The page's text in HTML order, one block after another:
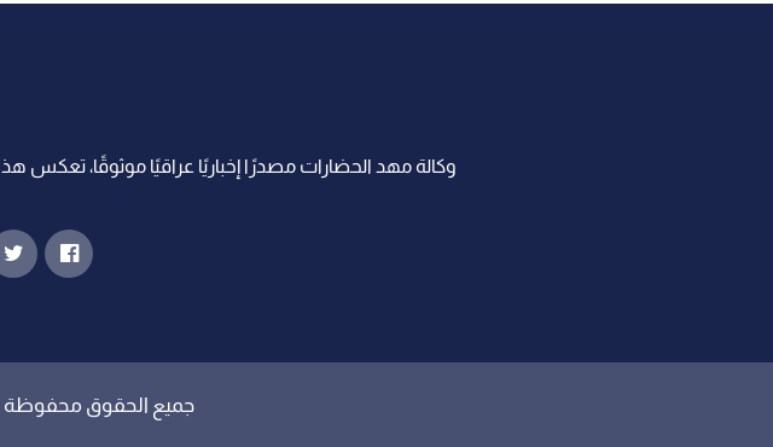
وكالة مهد الحضارات مصدرًا إخباريًا عراقيًا موثوقًا، تعكس
جميع الحقوق محفوظة